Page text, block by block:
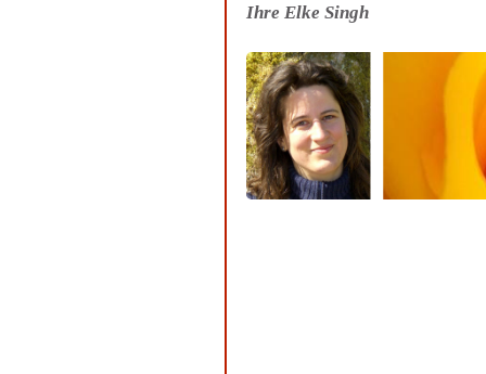
Ihre Elke Singh